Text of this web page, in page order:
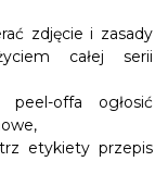
zdjęcie i zasady
całej serii
offa ogłosić
etykiety przepis